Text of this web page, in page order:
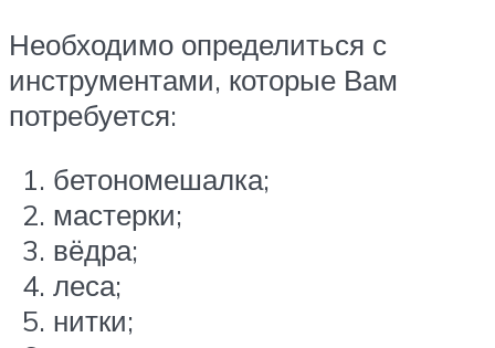
Необходимо определиться с
инструментами, которые Вам
потребуется:
бетономешалка;
мастерки;
вёдра;
леса;
нитки;